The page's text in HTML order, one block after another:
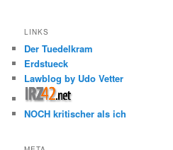
LINKS
Der Tuedelkram
Erdstueck
Lawblog by Udo Vetter
NOCH kritischer als ich